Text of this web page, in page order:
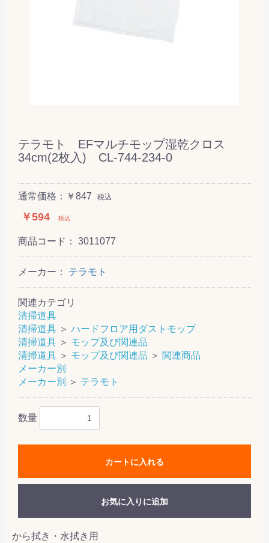
テラモト EFマルチモップ湿乾クロス
34cm(2枚入) CL-744-234-0
通常価格：￥847 税込
￥594 税込
商品コード： 3011077
メーカー： テラモト
関連カテゴリ
清掃道具
清掃道具 ＞ ハードフロア用ダストモップ
清掃道具 ＞ モップ及び関連品
清掃道具 ＞ モップ及び関連品 ＞ 関連商品
メーカー別
メーカー別
＞ テラモト
数量
カートに入れる
お気に入りに追加
から拭き・水拭き用